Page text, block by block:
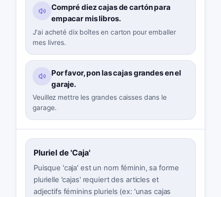
Compré diez cajas de cartón para
empacar mis libros.
J'ai acheté dix boîtes en carton pour emballer
mes livres.
Por favor, pon las cajas grandes en el
garaje.
Veuillez mettre les grandes caisses dans le
garage.
Pluriel de 'Caja'
Puisque 'caja' est un nom féminin, sa forme
plurielle 'cajas' requiert des articles et
adjectifs féminins pluriels (ex: 'unas cajas